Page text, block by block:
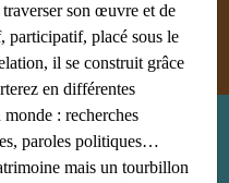
son œuvre et de
participatif, placé sous le
il se construit grâce
en différentes
: recherches
paroles politiques…
mais un tourbillon